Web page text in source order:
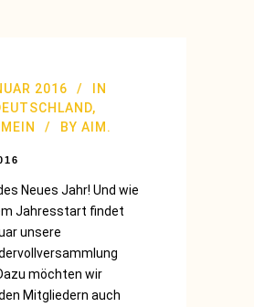
2016
IN
,
BY AIM.
Neues Jahr! Und wie
Jahresstart findet
unsere
möchten wir
Mitgliedern auch